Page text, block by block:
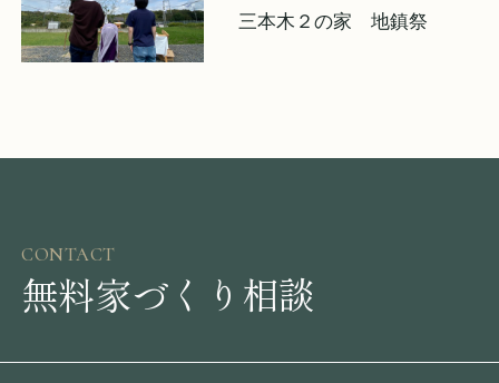
三本木２の家 地鎮祭
CONTACT
無料家づくり相談